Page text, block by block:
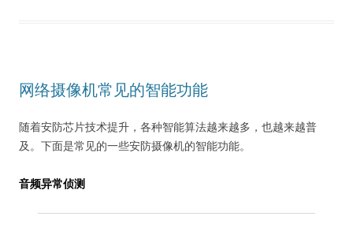
网络摄像机常见的智能功能
随着安防芯片技术提升，各种智能算法越来越多，也越来越普
及。下面是常见的一些安防摄像机的智能功能。
音频异常侦测